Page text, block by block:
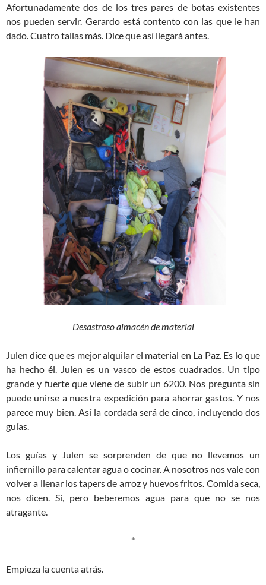
Afortunadamente dos de los tres pares de botas existentes
nos pueden servir. Gerardo está contento con las que le han
dado. Cuatro tallas más. Dice que así llegará antes.
Desastroso almacén de material
Julen dice que es mejor alquilar el material en La Paz. Es lo que
ha hecho él. Julen es un vasco de estos cuadrados. Un tipo
grande y fuerte que viene de subir un 6200. Nos pregunta sin
puede unirse a nuestra expedición para ahorrar gastos. Y nos
parece muy bien. Así la cordada será de cinco, incluyendo dos
guías.
Los guías y Julen se sorprenden de que no llevemos un
infiernillo para calentar agua o cocinar. A nosotros nos vale con
volver a llenar los tapers de arroz y huevos fritos. Comida seca,
nos dicen. Sí, pero beberemos agua para que no se nos
atragante.
*
Empieza la cuenta atrás.